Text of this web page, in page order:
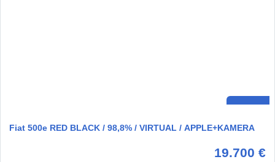
Fiat 500e RED BLACK / 98,8% / VIRTUAL / APPLE+KAMERA
19.700 €